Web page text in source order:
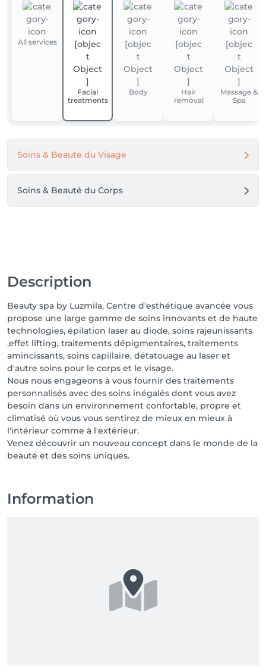
All services
Facial
treatments
Body
Hair
removal
Massage &
Spa
Soins & Beauté du Visage
Soins & Beauté du Corps
Description
Beauty spa by Luzmila, Centre d'esthétique avancée vous
propose une large gamme de soins innovants et de haute
technologies, épilation laser au diode, soins rajeunissants
,effet lifting, traitements dépigmentaires, traitements
amincissants, soins capillaire, détatouage au laser et
d'autre soins pour le corps et le visage.
Nous nous engageons à vous fournir des traitements
personnalisés avec des soins inégalés dont vous avez
besoin dans un environnement confortable, propre et
climatisé où vous vous sentirez de mieux en mieux à
l'intérieur comme à l'extérieur.
Venez découvrir un nouveau concept dans le monde de la
beauté et des soins uniques.
Information